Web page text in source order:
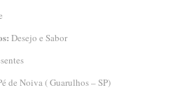
Desejo e Sabor
de Noiva ( Guarulhos – SP)